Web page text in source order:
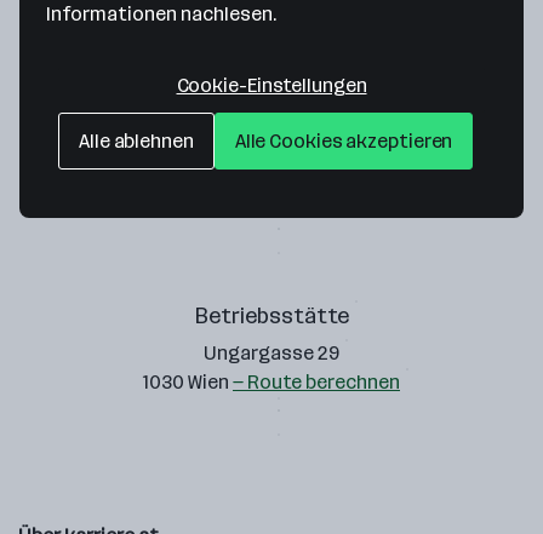
Obst & Gemüse Schätzl OG
Rochusmarkt Stand 26
Betriebsstätte
Ungargasse 29
1030 Wien — Route berechnen
Informationen nachlesen.
Cookie-Einstellungen
Alle ablehnen Alle Cookies akzeptieren